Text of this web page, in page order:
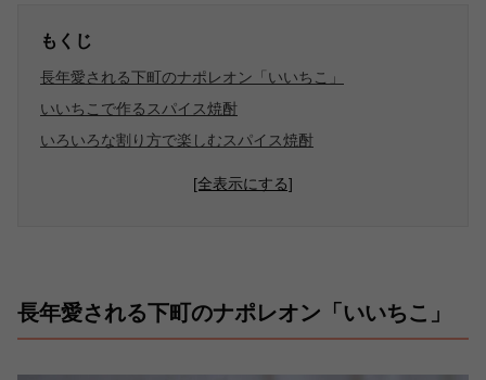
もくじ
長年愛される下町のナポレオン「いいちこ」
いいちこで作るスパイス焼酎
いろいろな割り方で楽しむスパイス焼酎
[全表示にする]
長年愛される下町のナポレオン「いいちこ」